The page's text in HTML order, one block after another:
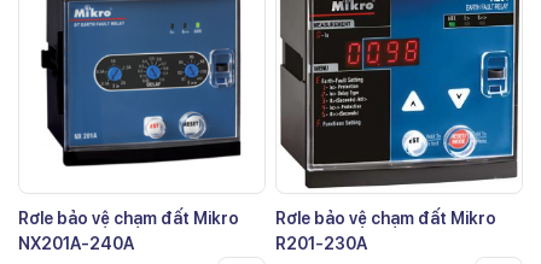
Rơle bảo vệ chạm đất Mikro
NX201A-240A
Rơle bảo vệ chạm đất Mikro
R201-230A